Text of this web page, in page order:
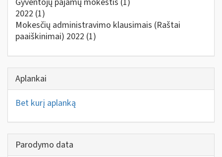
2022 (1)
Mokesčių administravimo klausimais (Raštai
paaiškinimai) 2022 (1)
Aplankai
Bet kurį aplanką
Parodymo data